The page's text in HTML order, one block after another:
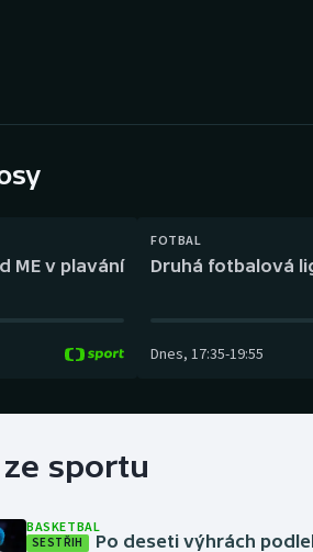
Gymnastika
ME v plavání
FOTBAL
Druhá fotbalová
Dnes, 17:35-19:55
sportu
BASKETBAL
SESTŘIH
Po deseti výhrách